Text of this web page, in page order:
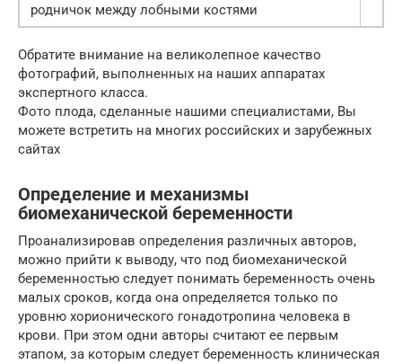
родничок между лобными костями
Обратите внимание на великолепное качество
фотографий, выполненных на наших аппаратах
экспертного класса.
Фото плода, сделанные нашими специалистами, Вы
можете встретить на многих российских и зарубежных
сайтах
Определение и механизмы
биомеханической беременности
Проанализировав определения различных авторов,
можно прийти к выводу, что под биомеханической
беременностью следует понимать беременность очень
малых сроков, когда она определяется только по
уровню хорионического гонадотропина человека в
крови. При этом одни авторы считают ее первым
этапом, за которым следует беременность клиническая